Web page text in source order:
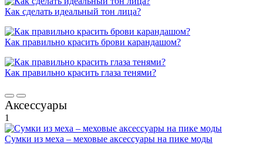
Как сделать идеальный тон лица?
Как правильно красить брови карандашом?
Как правильно красить глаза тенями?
Аксессуары
1
Сумки из меха – меховые аксессуары на пике моды